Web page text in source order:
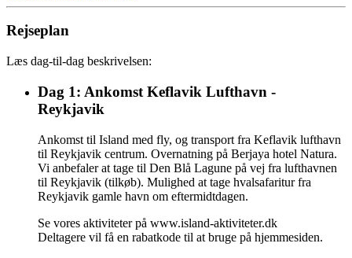
Rejseplan
Læs dag-til-dag beskrivelsen:
Dag 1: Ankomst Keflavik Lufthavn -
Reykjavik
Ankomst til Island med fly, og transport fra Keflavik lufthavn
til Reykjavik centrum. Overnatning på Berjaya hotel Natura.
Vi anbefaler at tage til Den Blå Lagune på vej fra lufthavnen
til Reykjavik (tilkøb). Mulighed at tage hvalsafaritur fra
Reykjavik gamle havn om eftermidtdagen.
Se vores aktiviteter på www.island-aktiviteter.dk
Deltagere vil få en rabatkode til at bruge på hjemmesiden.